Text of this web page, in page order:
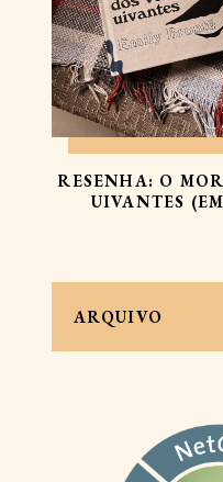
RESENHA: O
UIVANTES
ARQUIVO